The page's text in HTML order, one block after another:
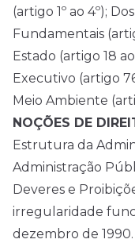
(artigo 1º ao 4º);
Fundamentais
Estado (artigo 18
Executivo (artigo
Meio Ambiente
NOÇÕES DE
Estrutura da
Administração
Deveres e
irregularidade
dezembro de